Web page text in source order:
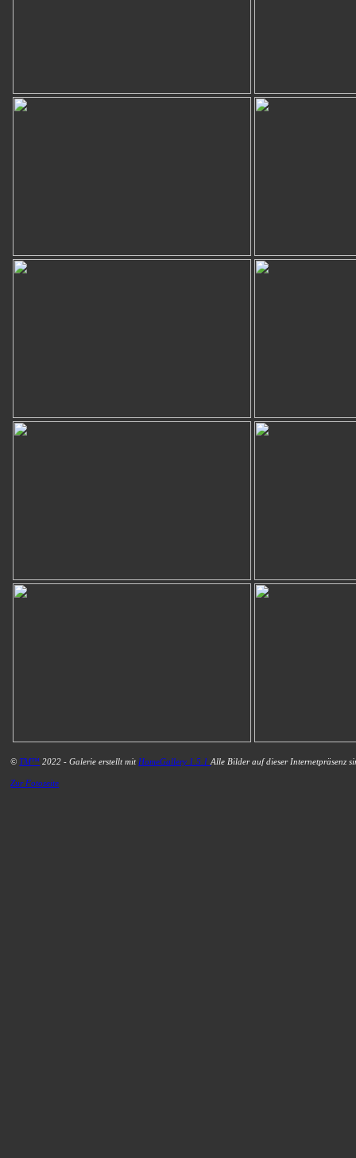
©TM™ 2022 - Galerie erstellt mit HomeGallery 1.5.1Alle Bilder auf dieser Internetpräsenz
Zur Fotoseite